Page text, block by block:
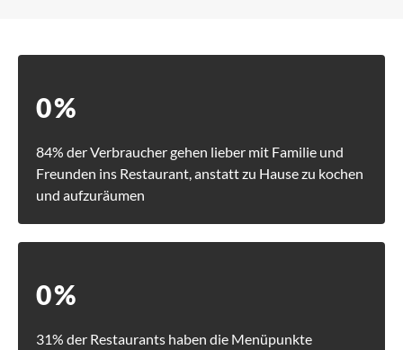
0%
84% der Verbraucher gehen lieber mit Familie und
Freunden ins Restaurant, anstatt zu Hause zu kochen
und aufzuräumen
0%
31% der Restaurants haben die Menüpunkte